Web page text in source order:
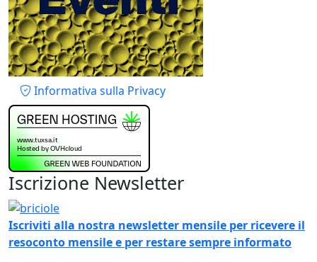
Piè di pagina
Informativa sulla Privacy
Iscrizione Newsletter
Immagine
Iscriviti alla nostra newsletter mensile per ricevere il
resoconto mensile e per restare sempre informato